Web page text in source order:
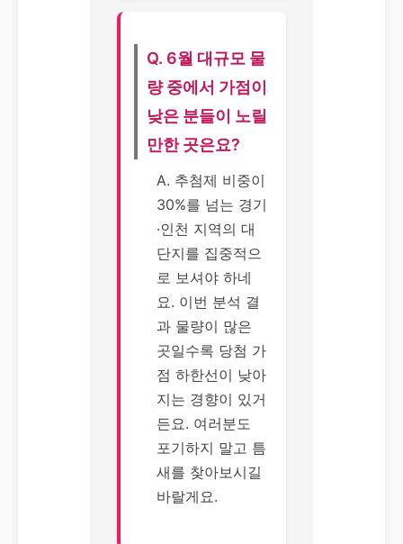
Q. 6월 대규모 물
량 중에서 가점이
낮은 분들이 노릴
만한 곳은요?
A. 추첨제 비중이
30%를 넘는 경기
·인천 지역의 대
단지를 집중적으
로 보셔야 하네
요. 이번 분석 결
과 물량이 많은
곳일수록 당첨 가
점 하한선이 낮아
지는 경향이 있거
든요. 여러분도
포기하지 말고 틈
새를 찾아보시길
바랄게요.